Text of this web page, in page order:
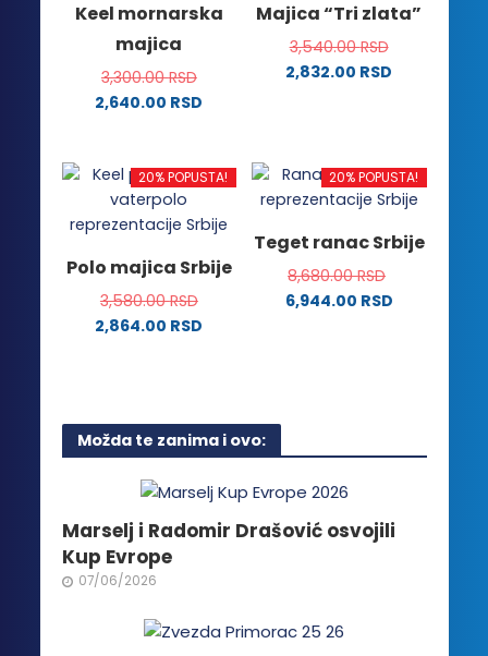
Opcije
mogu
biti
izabrane
proizvoda.
Opcije
mogu
biti
proizvoda.
Keel mornarska
majica
3,300.00RSD
2,640.00 RSD
ima
više
varijanti.
mogu
biti
izabrane
Majica “Tri zlata”
3,540.00RSD
2,832.00 RSD
više
varijanti.
mogu
biti
izabrane
20% POPUSTA!
Polo majica Srbije
3,580.00RSD
2,864.00 RSD
više
varijanti.
Opcije
mogu
biti
izabrane
na
proizvoda.
20% POPUSTA!
Teget ranac Srbije
8,680.00RSD
6,944.00 RSD
Možda te zanima i ovo:
Marselj i Radomir Drašović osvojili
Kup Evrope
07/06/2026